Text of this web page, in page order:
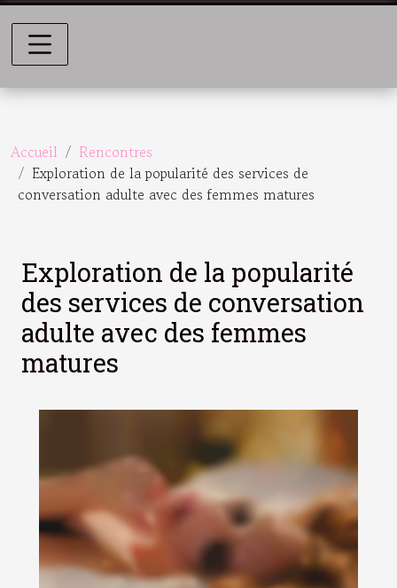
Accueil
Rencontres
Exploration de la popularité des services de
conversation adulte avec des femmes matures
Exploration de la popularité
des services de conversation
adulte avec des femmes
matures